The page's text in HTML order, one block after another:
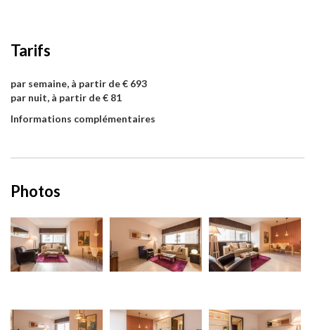
Tarifs
par semaine, à partir de € 693
par nuit, à partir de € 81
Informations complémentaires
Photos